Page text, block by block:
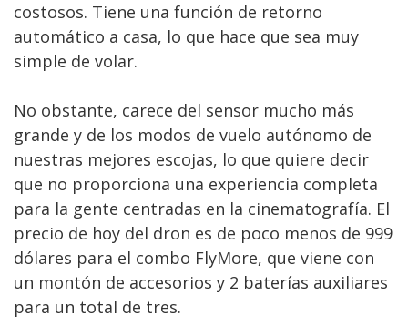
costosos. Tiene una función de retorno
automático a casa, lo que hace que sea muy
simple de volar.
No obstante, carece del sensor mucho más
grande y de los modos de vuelo autónomo de
nuestras mejores escojas, lo que quiere decir
que no proporciona una experiencia completa
para la gente centradas en la cinematografía. El
precio de hoy del dron es de poco menos de 999
dólares para el combo FlyMore, que viene con
un montón de accesorios y 2 baterías auxiliares
para un total de tres.